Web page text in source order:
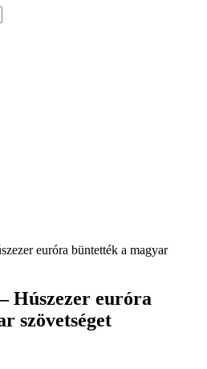
euróra büntették a magyar
Húszezer euróra
szövetséget